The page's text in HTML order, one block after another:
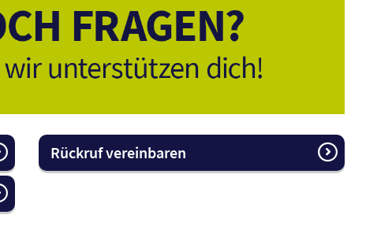
Rückruf vereinbaren